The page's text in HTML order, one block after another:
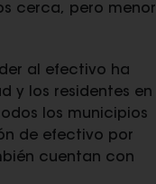
cerca, pero menor
al efectivo ha
y los residentes en
los municipios
de efectivo por
cuentan con